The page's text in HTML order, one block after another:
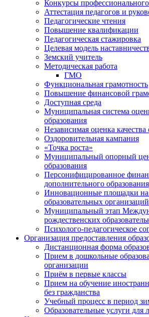
Конкурсы профессионального
Аттестация педагогов и
Педагогические чтения
Повышение квалификации
Педагогическая стажировка
Целевая модель
Земский учитель
Методическая работа
ГМО
Функциональная грамотность
Повышение финансовой
Доступная среда
Муниципальная система
образования
Независимая оценка качества
Оздоровительная кампания
«Точка роста»
Муниципальный опорный
образования
Персонифицированное
дополнительного образования
Инновационные площадки на
образовательных организаций
Муниципальный этап
рождественских
Психолого-педагогическое
Организация предоставления
Дистанционная форма
Прием в дошкольные
организации
Приём в первые классы
Прием на обучение
без гражданства
Учебный процесс в период
Образовательные услуги для